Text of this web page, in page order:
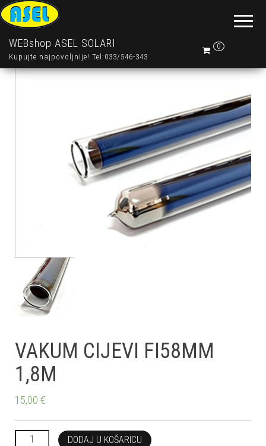
WEBshop ASEL SOLARI
Kupujte najpovoljnije! Tel:033/546-343
0
VAKUM CIJEVI FI58MM
1,8M
15,00 €
VAKUM CIJEVI FI58MM 1,8M količina
DODAJ U KOŠARICU